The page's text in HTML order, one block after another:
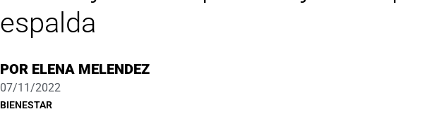
espalda
POR ELENA MELENDEZ
07/11/2022
BIENESTAR